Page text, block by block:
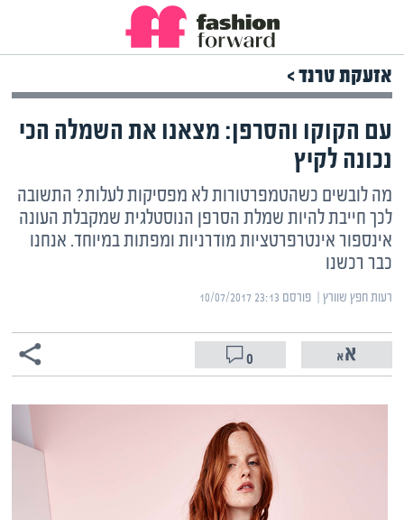
אזעקת טרנד >
עם הקוקו והסרפן: מצאנו את השמלה הכי
נכונה לקיץ
מה לובשים כשהטמפרטורות לא מפסיקות לעלות? התשובה
לכך חייבת להיות שמלת הסרפן הנוסטלגית שמקבלת העונה
אינספור אינטרפרטציות מודרניות ומפתות במיוחד. אנחנו
כבר רכשנו
רעות חפץ שוורץ | ‏פורסם ‎10/07/2017 23:13
0